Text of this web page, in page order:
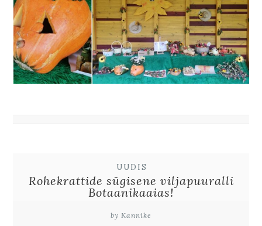
UUDIS
Rohekrattide sügisene viljapuuralli
Botaanikaaias!
by Kannike